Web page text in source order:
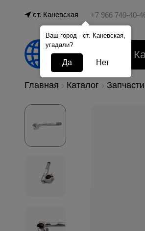
ст. Каневская
Главная Каталог Запчасти
Ваш город - ст. Каневская,
угадали?
Да Нет